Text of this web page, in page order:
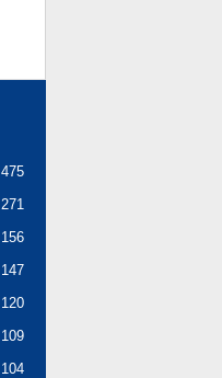
475
271
156
147
120
109
104